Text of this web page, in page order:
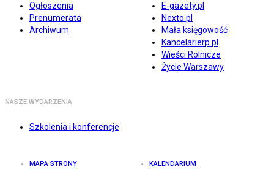
Ogłoszenia
Prenumerata
Archiwum
E-gazety.pl
Nexto.pl
Mała księgowość
Kancelarierp.pl
Wieści Rolnicze
Życie Warszawy
NASZE WYDARZENIA
Szkolenia i konferencje
MAPA STRONY KALENDARIUM